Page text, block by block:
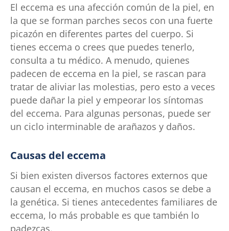
El eccema es una afección común de la piel, en
la que se forman parches secos con una fuerte
picazón en diferentes partes del cuerpo. Si
tienes eccema o crees que puedes tenerlo,
consulta a tu médico. A menudo, quienes
padecen de eccema en la piel, se rascan para
tratar de aliviar las molestias, pero esto a veces
puede dañar la piel y empeorar los síntomas
del eccema. Para algunas personas, puede ser
un ciclo interminable de arañazos y daños.
Causas del eccema
Si bien existen diversos factores externos que
causan el eccema, en muchos casos se debe a
la genética. Si tienes antecedentes familiares de
eccema, lo más probable es que también lo
padezcas.